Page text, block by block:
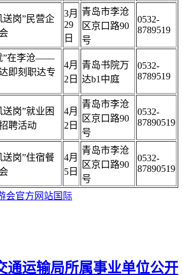
送岗”民营企
3月
29
日
青岛市李沧
区京口路90
号
0532-
8789519
”在李沧——
即刻职达专
4月
2日
青岛书院万
达b1中庭
0532-
8789519
岗”就业困
聘活动
4月
2日
青岛市李沧
区京口路90
号
0532-
87890519
送岗”住宿餐
4月
5日
青岛市李沧
区京口路90
号
0532-
87890519
会官方网站国际
通运输局所属事业单位公开